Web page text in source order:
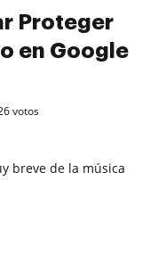
Proteger
en Google
votos
breve de la música